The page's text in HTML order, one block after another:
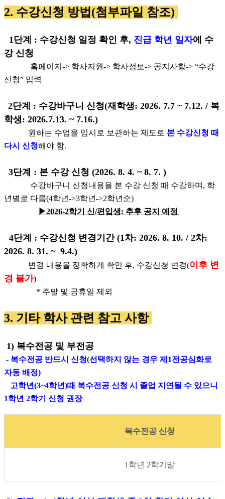
2. 수강신청 방법(첨부파일 참조)
1단계 : 수강신청 일정 확인 후, 진급 학년 일자에 수
강 신청
홈페이지 -> 학사지원-> 학사정보-> 공지사항-> “수강
신청” 입력
2단계 : 수강바구니 신청(재학생: 2026. 7.7 ~ 7.12. / 복
학생: 2026.7.13. ~ 7.16.)
원하는 수업을 임시로 보관하는 제도로 본 수강신청 때
다시 신청해야 함.
3단계 : 본 수강 신청 (2026. 8. 4. ~ 8. 7. )
수강바구니 신청내용을 본 수강 신청 때 수강하며, 학
년별로 다름(4학년->3학년->2학년순)
▶2026-2학기 신/편입생: 추후 공지 예정
4단계 : 수강신청 변경기간 (1차: 2026. 8. 10. / 2차:
2026. 8. 31. ~ 9.4.)
변경 내용을 정확하게 확인 후, 수강신청 변경(이후 변
경 불가)
* 주말 및 공휴일 제외
3. 기타 학사 관련 참고 사항
1) 복수전공 및 부전공
- 복수전공 반드시 신청(선택하지 않는 경우 제 1전공심화로
자동 배정)
고학년(3~4학년)때 복수전공 신청 시 졸업 지연될 수 있으니
1학년 2학기 신청 권장
복수전공 신청
1학년 2학기말